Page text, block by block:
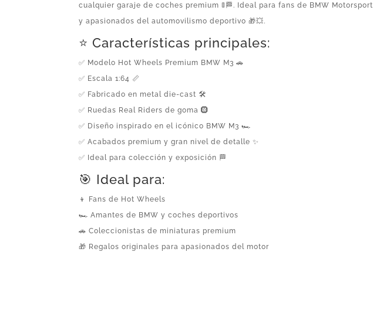
cualquier garaje de coches premium 🚦🏁. Ideal para fans de BMW Motorsport
y apasionados del automovilismo deportivo 🎁💥.
⭐ Características principales:
✅ Modelo Hot Wheels Premium BMW M3 🚗
✅ Escala 1:64 📏
✅ Fabricado en metal die-cast 🛠️
✅ Ruedas Real Riders de goma 🛞
✅ Diseño inspirado en el icónico BMW M3 🏎️
✅ Acabados premium y gran nivel de detalle ✨
✅ Ideal para colección y exposición 🏁
🎯 Ideal para:
👦 Fans de Hot Wheels
🏎️ Amantes de BMW y coches deportivos
🚗 Coleccionistas de miniaturas premium
🎁 Regalos originales para apasionados del motor